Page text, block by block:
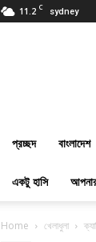
11.2 C sydney
Bangla
প্রচ্ছদ বাংলাদেশ
একটু হাসি
Home খেলাধুলা